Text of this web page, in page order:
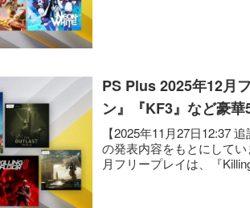
PS Plus 2025年12月
ン』『KF3』など豪華
【2025年11月27日12:37
の発表内容をもとにして
月フリープレイは、『